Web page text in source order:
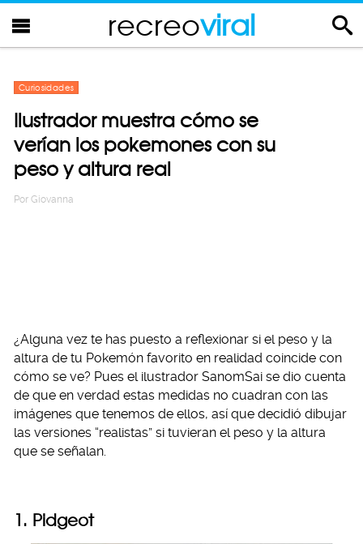
recreoviral
Curiosidades
Ilustrador muestra cómo se
verían los pokemones con su
peso y altura real
Por Giovanna
¿Alguna vez te has puesto a reflexionar si el peso y la
altura de tu Pokemón favorito en realidad coincide con
cómo se ve? Pues el ilustrador SanomSai se dio cuenta
de que en verdad estas medidas no cuadran con las
imágenes que tenemos de ellos, así que decidió dibujar
las versiones “realistas” si tuvieran el peso y la altura
que se señalan.
1. Pidgeot